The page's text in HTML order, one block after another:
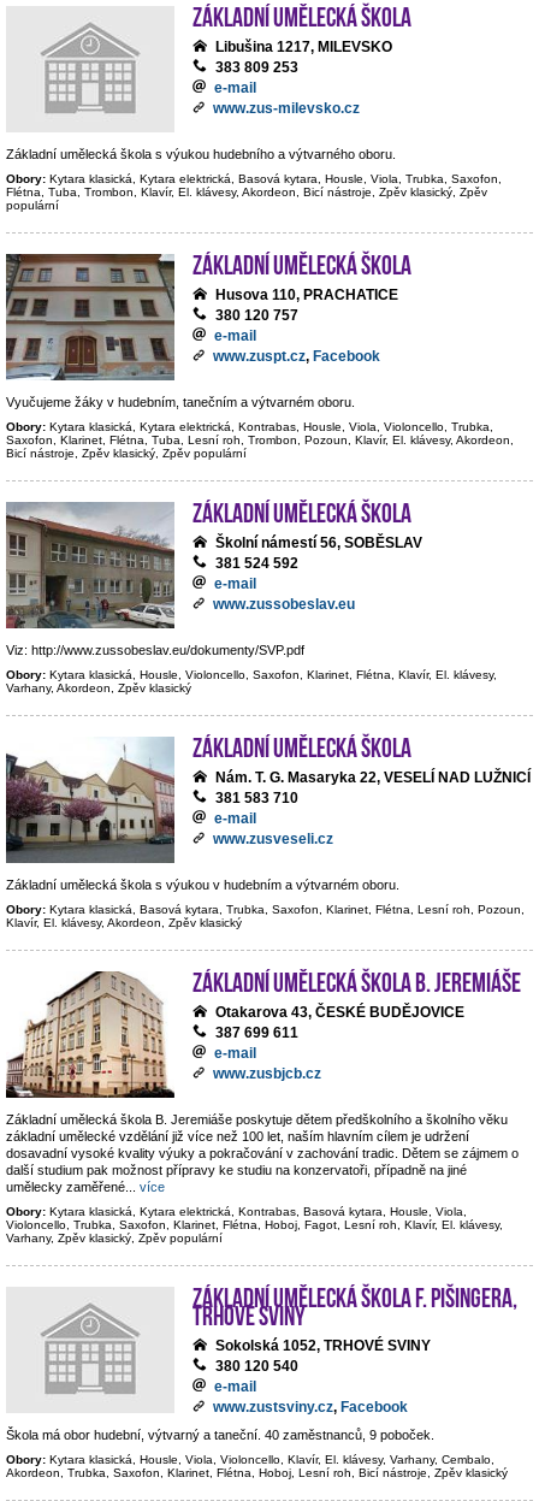
Základní umělecká škola
Libušina 1217, MILEVSKO
383 809 253
e-mail
www.zus-milevsko.cz
Základní umělecká škola s výukou hudebního a výtvarného oboru.
Obory: Kytara klasická, Kytara elektrická, Basová kytara, Housle, Viola, Trubka, Saxofon,
Flétna, Tuba, Trombon, Klavír, El. klávesy, Akordeon, Bicí nástroje, Zpěv klasický, Zpěv
populární
Základní umělecká škola
Husova 110, PRACHATICE
380 120 757
e-mail
www.zuspt.cz, Facebook
Vyučujeme žáky v hudebním, tanečním a výtvarném oboru.
Obory: Kytara klasická, Kytara elektrická, Kontrabas, Housle, Viola, Violoncello, Trubka,
Saxofon, Klarinet, Flétna, Tuba, Lesní roh, Trombon, Pozoun, Klavír, El. klávesy, Akordeon,
Bicí nástroje, Zpěv klasický, Zpěv populární
Základní umělecká škola
Školní námestí 56, SOBĚSLAV
381 524 592
e-mail
www.zussobeslav.eu
Viz: http://www.zussobeslav.eu/dokumenty/SVP.pdf
Obory: Kytara klasická, Housle, Violoncello, Saxofon, Klarinet, Flétna, Klavír, El. klávesy,
Varhany, Akordeon, Zpěv klasický
Základní umělecká škola
Nám. T. G. Masaryka 22, VESELÍ NAD LUŽNICÍ
381 583 710
e-mail
www.zusveseli.cz
Základní umělecká škola s výukou v hudebním a výtvarném oboru.
Obory: Kytara klasická, Basová kytara, Trubka, Saxofon, Klarinet, Flétna, Lesní roh, Pozoun,
Klavír, El. klávesy, Akordeon, Zpěv klasický
Základní umělecká škola B. Jeremiáše
Otakarova 43, ČESKÉ BUDĚJOVICE
387 699 611
e-mail
www.zusbjcb.cz
Základní umělecká škola B. Jeremiáše poskytuje dětem předškolního a školního věku
základní umělecké vzdělání již více než 100 let, naším hlavním cílem je udržení
dosavadní vysoké kvality výuky a pokračování v zachování tradic. Dětem se zájmem o
další studium pak možnost přípravy ke studiu na konzervatoři, případně na jiné
umělecky zaměřené
více
Obory: Kytara klasická, Kytara elektrická, Kontrabas, Basová kytara, Housle, Viola,
Violoncello, Trubka, Saxofon, Klarinet, Flétna, Hoboj, Fagot, Lesní roh, Klavír, El. klávesy,
Varhany, Zpěv klasický, Zpěv populární
Základní umělecká škola F. Pišingera,
Trhové Sviny
Sokolská 1052, TRHOVÉ SVINY
380 120 540
e-mail
www.zustsviny.cz, Facebook
Škola má obor hudební, výtvarný a taneční. 40 zaměstnanců, 9 poboček.
Obory: Kytara klasická, Housle, Viola, Violoncello, Klavír, El. klávesy, Varhany, Cembalo,
Akordeon, Trubka, Saxofon, Klarinet, Flétna, Hoboj, Lesní roh, Bicí nástroje, Zpěv klasický